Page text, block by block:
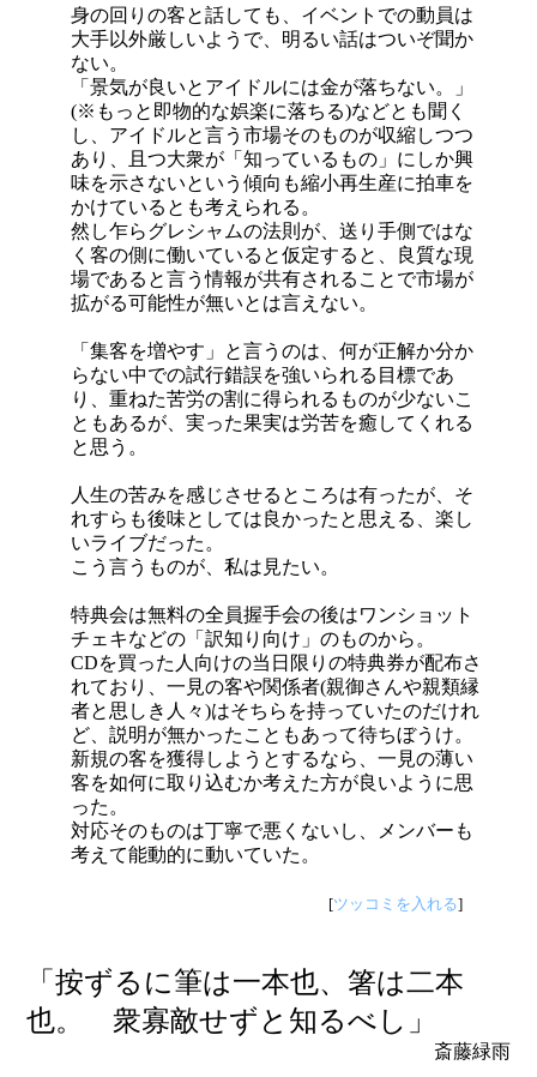
身の回りの客と話しても、イベントでの動員は
大手以外厳しいようで、明るい話はついぞ聞か
ない。
「景気が良いとアイドルには金が落ちない。」
(※もっと即物的な娯楽に落ちる)などとも聞く
し、アイドルと言う市場そのものが収縮しつつ
あり、且つ大衆が「知っているもの」にしか興
味を示さないという傾向も縮小再生産に拍車を
かけているとも考えられる。
然し乍らグレシャムの法則が、送り手側ではな
く客の側に働いていると仮定すると、良質な現
場であると言う情報が共有されることで市場が
拡がる可能性が無いとは言えない。
「集客を増やす」と言うのは、何が正解か分か
らない中での試行錯誤を強いられる目標であ
り、重ねた苦労の割に得られるものが少ないこ
ともあるが、実った果実は労苦を癒してくれる
と思う。
人生の苦みを感じさせるところは有ったが、そ
れすらも後味としては良かったと思える、楽し
いライブだった。
こう言うものが、私は見たい。
特典会は無料の全員握手会の後はワンショット
チェキなどの「訳知り向け」のものから。
CDを買った人向けの当日限りの特典券が配布さ
れており、一見の客や関係者(親御さんや親類縁
者と思しき人々)はそちらを持っていたのだけれ
ど、説明が無かったこともあって待ちぼうけ。
新規の客を獲得しようとするなら、一見の薄い
客を如何に取り込むか考えた方が良いように思
った。
対応そのものは丁寧で悪くないし、メンバーも
考えて能動的に動いていた。
[ツッコミを入れる]
「按ずるに筆は一本也、箸は二本
也。 衆寡敵せずと知るべし」
斎藤緑雨